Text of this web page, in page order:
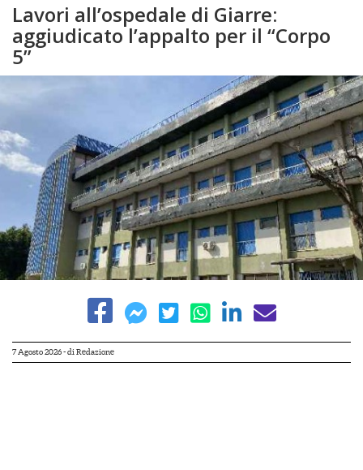
Lavori all’ospedale di Giarre:
aggiudicato l’appalto per il “Corpo
5”
7 Agosto 2026- di Redazione